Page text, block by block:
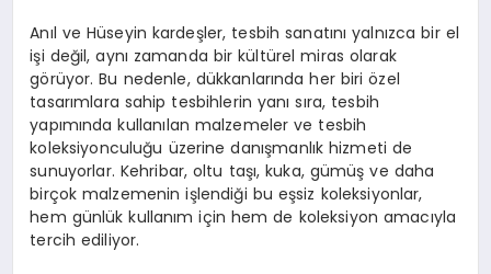
Anıl ve Hüseyin kardeşler, tesbih sanatını yalnızca bir el
işi değil, aynı zamanda bir kültürel miras olarak
görüyor. Bu nedenle, dükkanlarında her biri özel
tasarımlara sahip tesbihlerin yanı sıra, tesbih
yapımında kullanılan malzemeler ve tesbih
koleksiyonculuğu üzerine danışmanlık hizmeti de
sunuyorlar. Kehribar, oltu taşı, kuka, gümüş ve daha
birçok malzemenin işlendiği bu eşsiz koleksiyonlar,
hem günlük kullanım için hem de koleksiyon amacıyla
tercih ediliyor.